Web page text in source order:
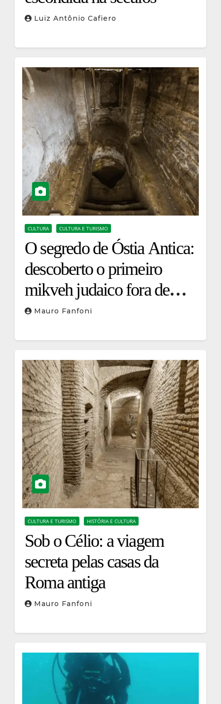
Luiz Antônio Cafiero
CULTURA CULTURA E TURISMO
O segredo de Óstia Antica:
descoberto o primeiro
mikveh judaico fora de
Israel
Mauro Fanfoni
CULTURA E TURISMO HISTÓRIA E CULTURA
Sob o Célio: a viagem
secreta pelas casas da
Roma antiga
Mauro Fanfoni